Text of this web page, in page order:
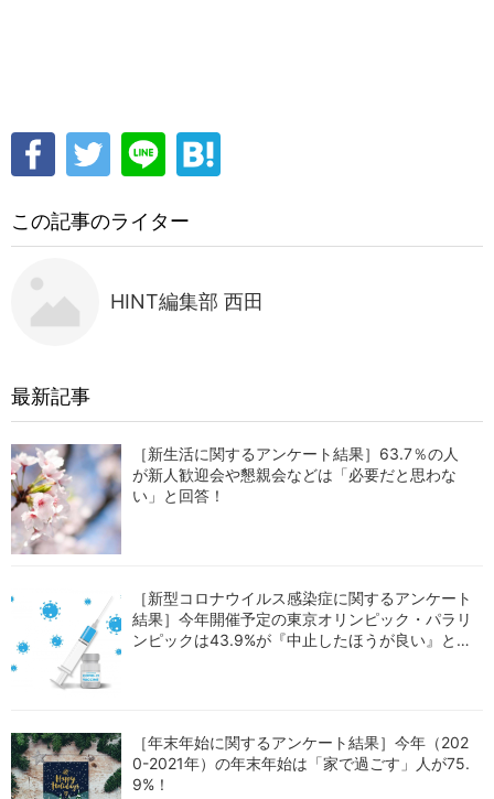
この記事のライター
HINT編集部 西田
最新記事
［新生活に関するアンケート結果］63.7％の人
が新人歓迎会や懇親会などは「必要だと思わな
い」と回答！
［新型コロナウイルス感染症に関するアンケート
結果］今年開催予定の東京オリンピック・パラリ
ンピックは43.9%が『中止したほうが良い』と回
［年末年始に関するアンケート結果］今年（202
0-2021年）の年末年始は「家で過ごす」人が75.
9%！